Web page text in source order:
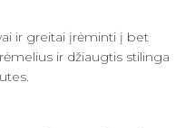
ir greitai įrėminti į bet
ir džiaugtis stilinga